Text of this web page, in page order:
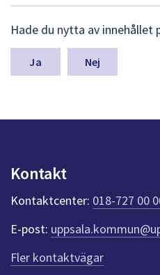
ä
m
a
n
k
t
e
r
f
ö
r
Hade du nytta av innehållet
Nej
Kontakt
Kontaktcenter: 018-727 00
E-post:
Fler kontaktvägar